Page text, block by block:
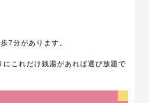
7分があります。
これだけ銭湯があれば選び放題で